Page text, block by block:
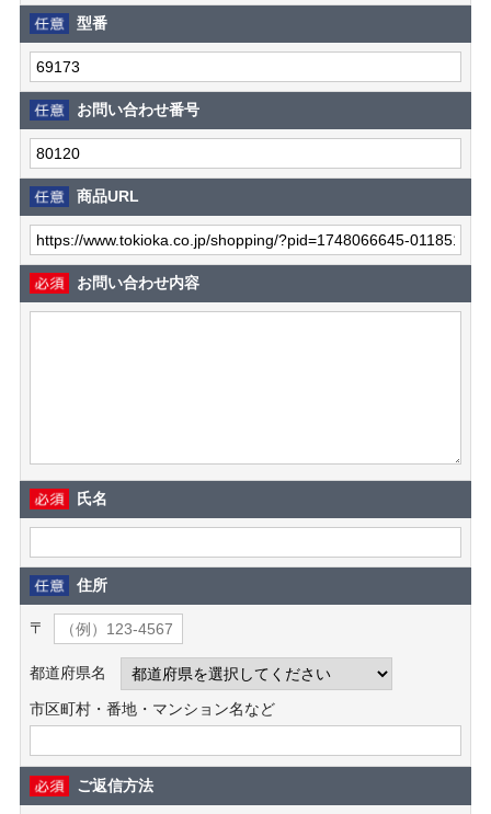
型番
お問い合わせ番号
商品URL
お問い合わせ内容
氏名
住所
〒
都道府県名
市区町村・番地・マンション名など
ご返信方法